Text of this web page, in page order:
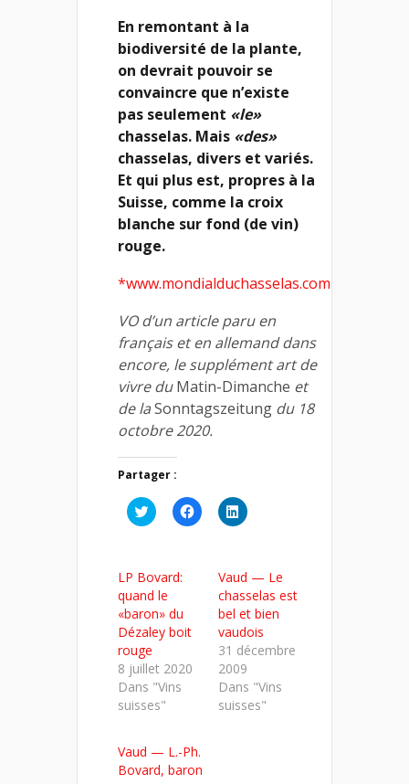
En remontant à la
biodiversité de la plante,
on devrait pouvoir se
convaincre que n’existe
pas seulement «le»
chasselas. Mais «des»
chasselas, divers et variés.
Et qui plus est, propres à la
Suisse, comme la croix
blanche sur fond (de vin)
rouge.
*www.mondialduchasselas.com
VO d’un article paru en
français et en allemand dans
encore, le supplément art de
vivre duMatin-Dimanche et
de laSonntagszeitung du 18
octobre 2020.
Partager :
Cliquez
pour
dans
une
nouvelle
fenêtre)
Cliquez
pour
nouvelle
fenêtre)
Cliquez
pour
dans
une
nouvelle
fenêtre)
LP Bovard:
quand le
«baron» du
Dézaley boit
rouge
8 juillet 2020
Dans "Vins
suisses"
Vaud — Le
chasselas est
bel et bien
vaudois
31 décembre
2009
Dans "Vins
suisses"
Vaud — L.-Ph.
Bovard, baron